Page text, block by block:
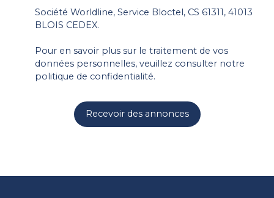
Société Worldline, Service Bloctel, CS 61311, 41013
BLOIS CEDEX.
Pour en savoir plus sur le traitement de vos
données personnelles, veuillez consulter notre
politique de confidentialité.
Recevoir des annonces